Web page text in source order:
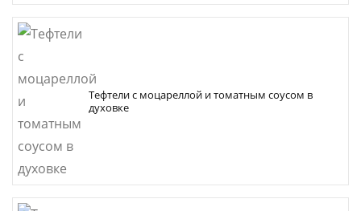
Тефтели с моцареллой и томатным соусом в
духовке